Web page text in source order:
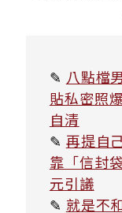
✎ 八點檔
貼私密照
自清
✎ 再提自
靠「信封
元引議
✎ 就是不